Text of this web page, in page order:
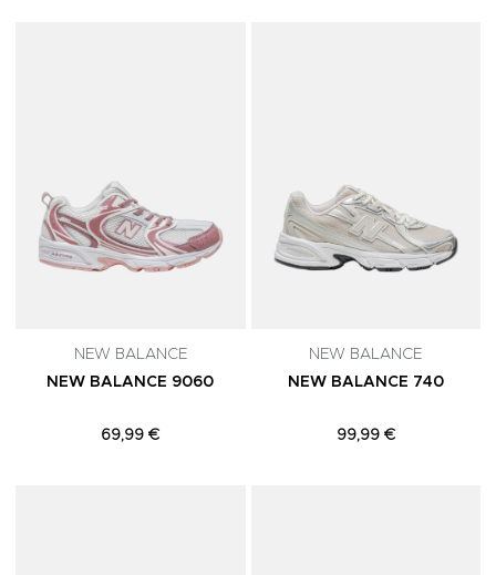
NEW BALANCE
NEW BALANCE 9060
69,99 €
NEW BALANCE
NEW BALANCE 740
99,99 €